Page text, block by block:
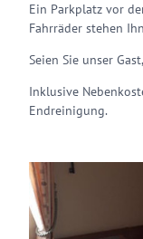
Ein Parkplatz vor
Fahrräder stehen
Seien Sie unser
Inklusive
Endreinigung.